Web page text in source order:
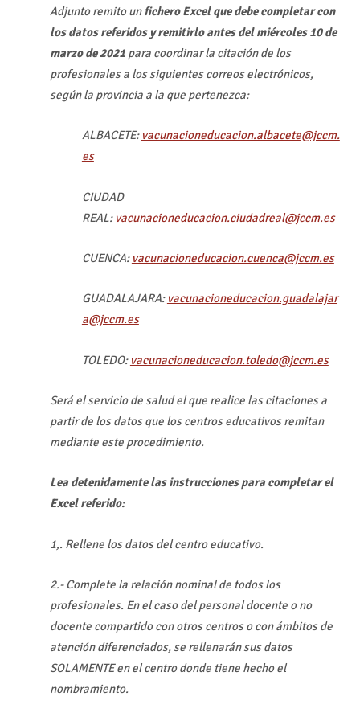
Adjunto remito unfichero Excel que debe completar con
los datos referidos y remitirlo antes del miércoles 10 de
marzo de 2021para coordinar la citación de los
profesionales a los siguientes correos electrónicos,
según la provincia a la que pertenezca:
ALBACETE: vacunacioneducacion.albacete@jccm.
es
CIUDAD
REAL: vacunacioneducacion.ciudadreal@jccm.es
CUENCA: vacunacioneducacion.cuenca@jccm.es
GUADALAJARA: vacunacioneducacion.guadalajar
a@jccm.es
TOLEDO: vacunacioneducacion.toledo@jccm.es
Será el servicio de salud el que realice las citaciones a
partir de los datos que los centros educativos remitan
mediante este procedimiento.
Lea detenidamente las instrucciones para completar el
Excel referido:
1,. Rellene los datos del centro educativo.
2.- Complete la relación nominal de todos los
profesionales. En el caso del personal docente o no
docente compartido con otros centros o con ámbitos de
atención diferenciados, se rellenarán sus datos
SOLAMENTE en el centro donde tiene hecho el
nombramiento.